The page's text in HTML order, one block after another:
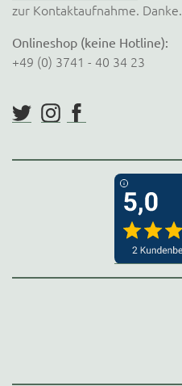
zur Kontaktaufnahme. Danke.
Onlineshop (keine Hotline):
+49 (0) 3741 - 40 34 23